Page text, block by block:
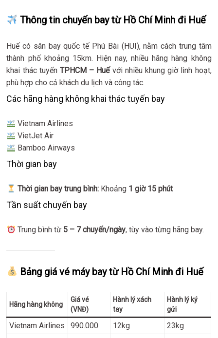
Thông tin chuyến bay từ Hồ Chí Minh đi Huế
Huế có sân bay quốc tế Phú Bài (HUI), nằm cách trung tâm
thành phố khoảng 15km. Hiện nay, nhiều hãng hàng không
khai thác tuyếnTPHCM – Huếvới nhiều khung giờ linh hoạt,
phù hợp cho cả khách du lịch và công tác.
Các hãng hàng không khai thác tuyến bay
Vietnam Airlines
VietJet Air
Bamboo Airways
Thời gian bay
Thời gian bay trung bình:Khoảng 1 giờ 15 phút
Tần suất chuyến bay
Trung bình từ 5 – 7 chuyến/ngày, tùy vào từng hãng bay.
Bảng giá vé máy bay từ Hồ Chí Minh đi Huế
Hãng hàng không
Giá vé
(VNĐ)
Hành lý xách
tay
Hành lý ký
gửi
Vietnam Airlines 990.000 12kg
23kg